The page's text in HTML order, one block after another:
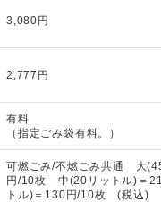
3,080円
2,777円
有料
（ 指定ごみ袋有料。 ）
可燃ごみ/不燃ごみ共通 大
円/10枚 中(20リットル)＝
トル)＝130円/10枚 (税込)